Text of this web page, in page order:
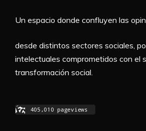
Un espacio donde confluyen las
desde distintos sectores sociales,
intelectuales comprometidos con el
transformación social.